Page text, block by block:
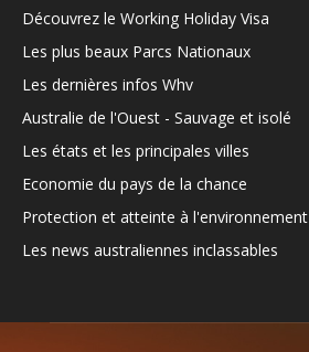
Découvrez le Working Holiday Visa
Les plus beaux Parcs Nationaux
Les dernières infos Whv
Australie de l'Ouest - Sauvage et isolé
Les états et les principales villes
Economie du pays de la chance
Protection et atteinte à l'environnement
Les news australiennes inclassables